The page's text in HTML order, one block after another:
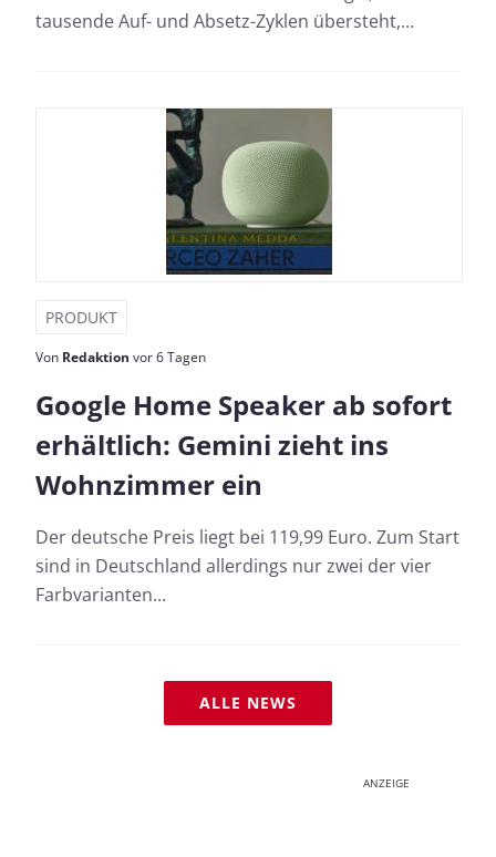
tausende Auf- und Absetz-Zyklen übersteht,...
PRODUKT
Von Redaktion vor 6 Tagen
Google Home Speaker ab sofort
erhältlich: Gemini zieht ins
Wohnzimmer ein
Der deutsche Preis liegt bei 119,99 Euro. Zum Start
sind in Deutschland allerdings nur zwei der vier
Farbvarianten...
ALLE NEWS
ANZEIGE